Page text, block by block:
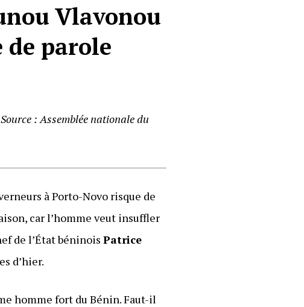
Vlavonou
de parole
: Assemblée nationale du
à Porto-Novo risque de
car l’homme veut insuffler
de l’État béninoisPatrice
d’hier.
homme fort du Bénin. Faut-il